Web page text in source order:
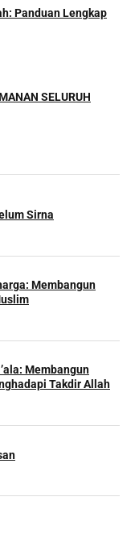
Panduan Lengkap
SELURUH
Sirna
Membangun
Membangun
Takdir Allah